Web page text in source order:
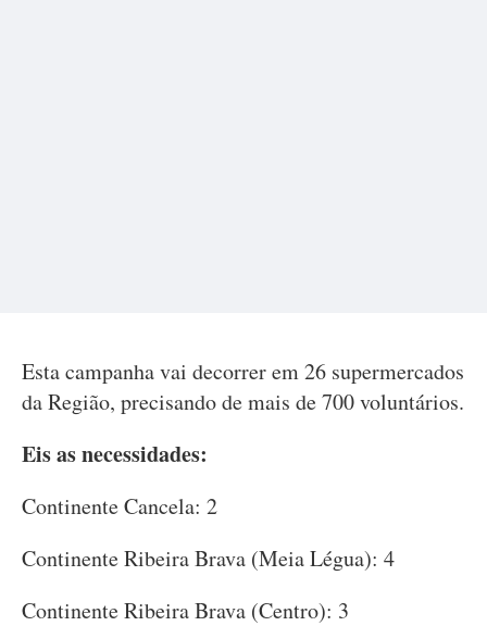
Esta campanha vai decorrer em 26 supermercados
da Região, precisando de mais de 700 voluntários.
Eis as necessidades:
Continente Cancela: 2
Continente Ribeira Brava (Meia Légua): 4
Continente Ribeira Brava (Centro): 3